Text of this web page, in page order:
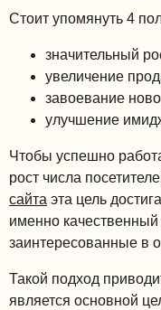
Стоит упомянуть 4
значительный
увеличение
завоевание
улучшение
Чтобы успешно
рост числа
сайта эта цель
именно качественный
заинтересованные в
Такой подход
является основной